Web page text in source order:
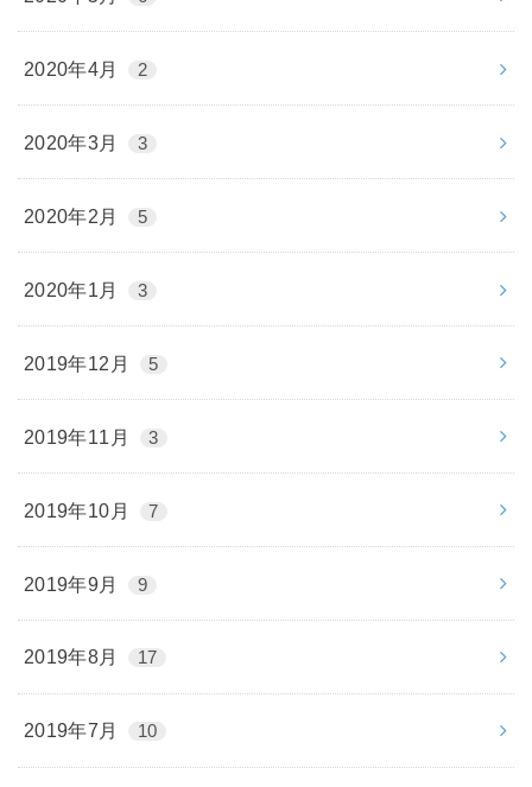
2020年4月 2
2020年3月 3
2020年2月 5
2020年1月 3
2019年12月 5
2019年11月 3
2019年10月 7
2019年9月 9
2019年8月 17
2019年7月 10